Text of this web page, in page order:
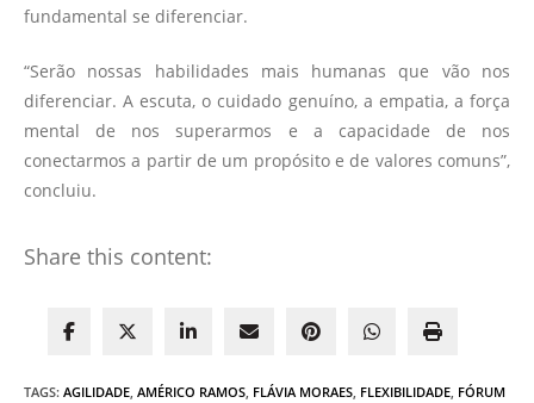
fundamental se diferenciar.
“Serão nossas habilidades mais humanas que vão nos
diferenciar. A escuta, o cuidado genuíno, a empatia, a força
mental de nos superarmos e a capacidade de nos
conectarmos a partir de um propósito e de valores comuns”,
concluiu.
Share this content:
TAGS: AGILIDADE, AMÉRICO RAMOS, FLÁVIA MORAES, FLEXIBILIDADE, FÓRUM